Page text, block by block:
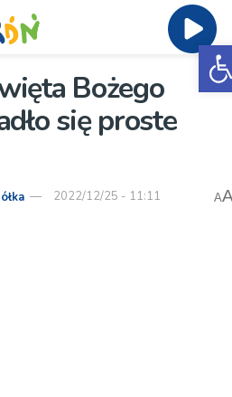
Bożego
się proste
2022/12/25 - 11:11 A